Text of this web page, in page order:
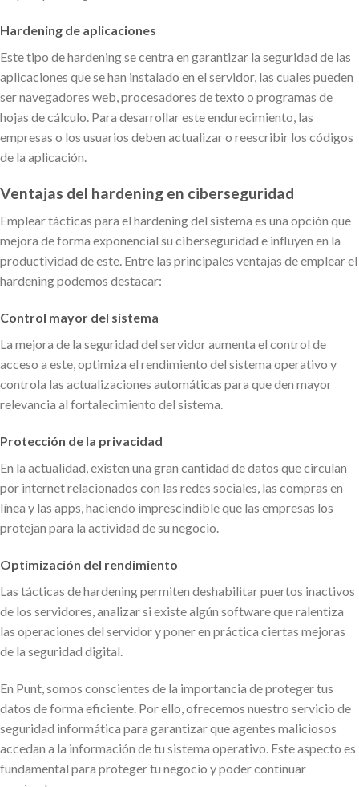
Hardening de aplicaciones
Este tipo de hardening se centra en garantizar la seguridad de las
aplicaciones que se han instalado en el servidor, las cuales pueden
ser navegadores web, procesadores de texto o programas de
hojas de cálculo. Para desarrollar este endurecimiento, las
empresas o los usuarios deben actualizar o reescribir los códigos
de la aplicación.
Ventajas del hardening en ciberseguridad
Emplear tácticas para el hardening del sistema es una opción que
mejora de forma exponencial su ciberseguridad e influyen en la
productividad de este. Entre las principales ventajas de emplear el
hardening podemos destacar:
Control mayor del sistema
La mejora de la seguridad del servidor aumenta el control de
acceso a este, optimiza el rendimiento del sistema operativo y
controla las actualizaciones automáticas para que den mayor
relevancia al fortalecimiento del sistema.
Protección de la privacidad
En la actualidad, existen una gran cantidad de datos que circulan
por internet relacionados con las redes sociales, las compras en
línea y las apps, haciendo imprescindible que las empresas los
protejan para la actividad de su negocio.
Optimización del rendimiento
Las tácticas de hardening permiten deshabilitar puertos inactivos
de los servidores, analizar si existe algún software que ralentiza
las operaciones del servidor y poner en práctica ciertas mejoras
de la seguridad digital.
En Punt, somos conscientes de la importancia de proteger tus
datos de forma eficiente. Por ello, ofrecemos nuestro servicio de
seguridad informática para garantizar que agentes maliciosos
accedan a la información de tu sistema operativo. Este aspecto es
fundamental para proteger tu negocio y poder continuar